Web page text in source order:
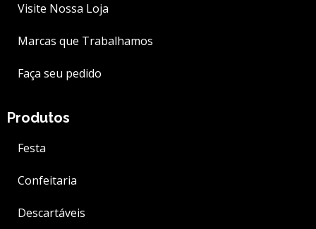
Visite Nossa Loja
Marcas que Trabalhamos
Faça seu pedido
Produtos
Festa
Confeitaria
Descartáveis